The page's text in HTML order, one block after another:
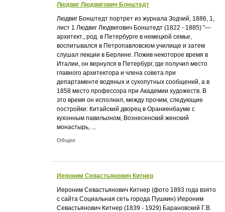
Людвиг Людвигович Бонштедт
Людвиг Бонштедт портрет из журнала Зодчий, 1886, 1,
лист 1 Людвиг Людвигович Бонштедт (1822 - 1885) "—
архитект., род. в Петербурге в немецкой семье,
воспитывался в Петропавловском училище и затем
слушал лекции в Берлине. Пожив некоторое время в
Италии, он вернулся в Петербург, где получил место
главного архитектора и члена совета при
департаменте водяных и сухопутных сообщений, а в
1858 место профессора при Академии художеств. В
это время он исполнил, между прочим, следующие
постройки: Китайский дворец в Ораниенбауме с
кухонным павильоном, Вознесенский женский
монастырь, ...
Общее
Иероним Севастьянович Китнер
Иероним Севастьянович Китнер (фото 1893 года взято
с сайта Социальная сеть города Пушкин) Иероним
Севастьянович Китнер (1839 - 1929) Барановский Г.В.